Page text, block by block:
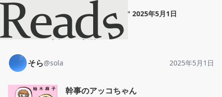
そら"幹事のアッコちゃん " 2025年5月1日
ホーム そら 投稿
そら@sola 2025年5月1日
幹事のアッコちゃん